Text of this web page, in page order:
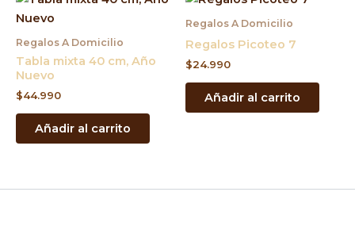
Regalos A Domicilio
Tabla mixta 40 cm, Año
Nuevo
$44.990
Añadir al carrito
Regalos A Domicilio
Regalos Picoteo 7
$24.990
Añadir al carrito